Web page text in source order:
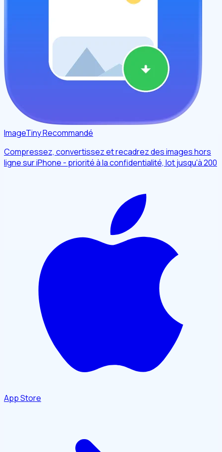
ImageTinyRecommandé
Compressez, convertissez et recadrez des images hors
ligne sur iPhone - priorité à la confidentialité, lot jusqu'à 200
App Store